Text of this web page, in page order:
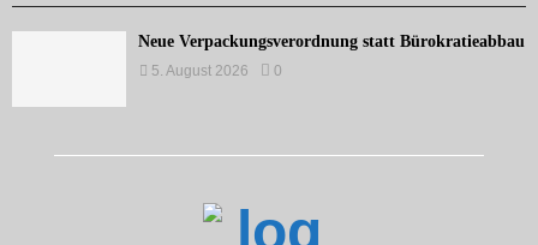
Neue Verpackungsverordnung statt Bürokratieabbau
5. August 2026 0